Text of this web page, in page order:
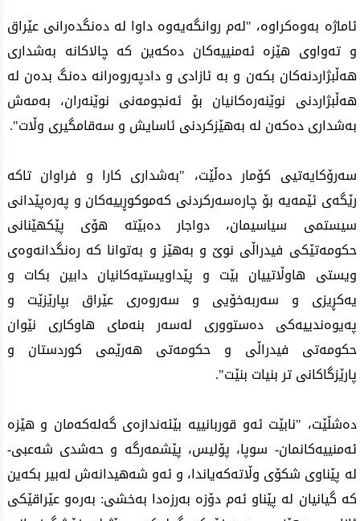
ئاماژە بەوەکراوە، "لەم روانگەیەوە داوا لە دەنگدەرانی عێراق
و تەواوی هێزە ئەمنییەکان دەکەین کە چالاکانە بەشداری
هەڵبژاردنەکان بکەن و بە ئازادی و دادپەروەرانە دەنگ بدەن لە
هەڵبژاردنی نوێنەرەکانیان بۆ ئەنجومەنی نوێنەران، بەمەش
بەشداری دەکەن لە بەهێزکردنی ئاسایش و سەقامگیری وڵات".
سەرۆکایەتیی کۆمار دەڵێت، "بەشداری کارا و فراوان تاکە
رێگەی ئێمەیە بۆ چارەسەرکردنی کەموکوڕییەکان و پەرەپێدانی
سیستمی سیاسیمان، دواجار دەبێتە هۆی پێکهێنانی
حکومەتێکی فیدراڵی نوێ و بەهێز و بەتوانا کە رەنگدانەوەی
ویستی هاوڵاتییان بێت و پێداویستیەکانیان دابین بکات و
یەکڕیزی و سەربەخۆیی و سەروەری عێراق بپارێزێت و
پەیوەندییەکی دەستووری لەسەر بنەمای هاوکاری نێوان
حکومەتی فیدراڵی و حکومەتی هەرێمی کوردستان و
پارێزگاکانی تر بنیات بنێت".
دەشڵێت، "نابێت ئەو قوربانییە بێئەندازەی گەلەکەمان و هێزە
ئەمنییەکانمان- سوپا، پۆلیس، پێشمەرگە و حەشدی شەعبی-
لە پێناوی شکۆی وڵاتەکەیاندا، و ئەو شەهیدانەش لەبیر بکەین
کە گیانیان لە پێناو ئەم دۆزە بەرزەدا بەخشی: بەرەو عێراقێکی